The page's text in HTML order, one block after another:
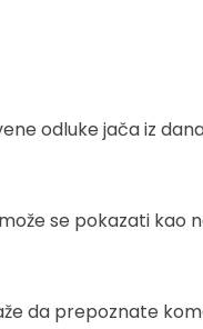
odluke jača iz
se pokazati kao
da prepoznate